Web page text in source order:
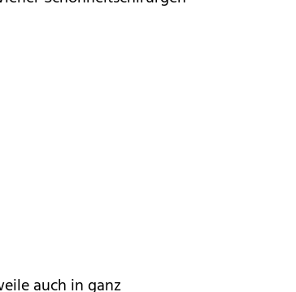
auch in ganz